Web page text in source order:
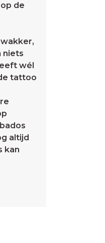
de
niets
wél
tattoo
altijd
kan